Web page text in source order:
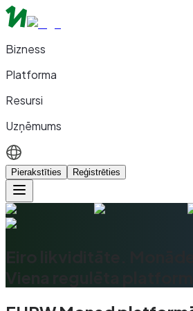
Bizness
Platforma
Resursi
Uzņēmums
Pierakstīties Reģistrēties